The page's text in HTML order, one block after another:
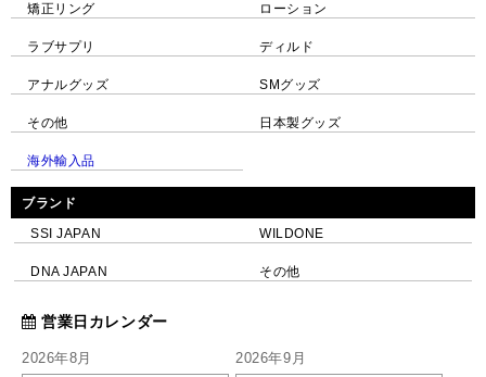
矯正リング ローション
ラブサプリ ディルド
アナルグッズ SMグッズ
その他 日本製グッズ
海外輸入品
ブランド
SSI JAPAN WILDONE
DNA JAPAN その他
営業日カレンダー
2026年8月 2026年9月